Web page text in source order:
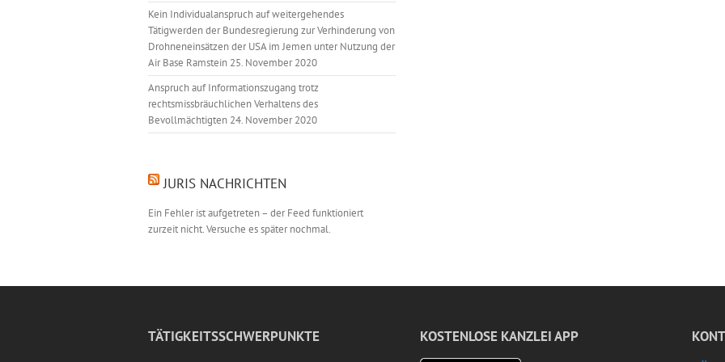
Kein Individualanspruch auf weitergehendes
Tätigwerden der Bundesregierung zur Verhinderung von
Drohneneinsätzen der USA im Jemen unter Nutzung der
Air Base Ramstein 25. November 2020
Anspruch auf Informationszugang trotz
rechtsmissbräuchlichen Verhaltens des
Bevollmächtigten 24. November 2020
JURIS NACHRICHTEN
Ein Fehler ist aufgetreten – der Feed funktioniert
zurzeit nicht. Versuche es später nochmal.
TÄTIGKEITSSCHWERPUNKTE KOSTENLOSE KANZLEI APP